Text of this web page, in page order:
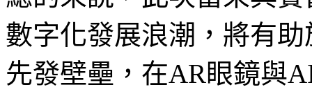
數字化發展浪潮，將有
先發壁壘，在AR眼鏡與